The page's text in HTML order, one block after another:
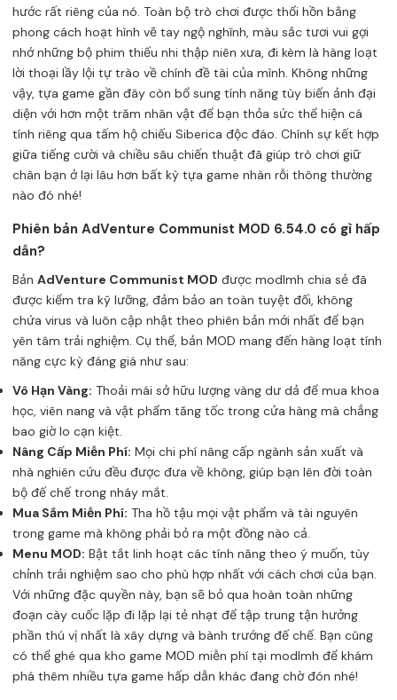
hước rất riêng của nó. Toàn bộ trò chơi được thổi hồn bằng
phong cách hoạt hình vẽ tay ngộ nghĩnh, màu sắc tươi vui gợi
nhớ những bộ phim thiếu nhi thập niên xưa, đi kèm là hàng loạt
lời thoại lầy lội tự trào về chính đề tài của mình. Không những
vậy, tựa game gần đây còn bổ sung tính năng tùy biến ảnh đại
diện với hơn một trăm nhân vật để bạn thỏa sức thể hiện cá
tính riêng qua tấm hộ chiếu Siberica độc đáo. Chính sự kết hợp
giữa tiếng cười và chiều sâu chiến thuật đã giúp trò chơi giữ
chân bạn ở lại lâu hơn bất kỳ tựa game nhàn rỗi thông thường
nào đó nhé!
Phiên bản AdVenture Communist MOD 6.54.0 có gì hấp
dẫn?
Bản AdVenture Communist MOD được modlmh chia sẻ đã
được kiểm tra kỹ lưỡng, đảm bảo an toàn tuyệt đối, không
chứa virus và luôn cập nhật theo phiên bản mới nhất để bạn
yên tâm trải nghiệm. Cụ thể, bản MOD mang đến hàng loạt tính
năng cực kỳ đáng giá như sau:
Vô Hạn Vàng: Thoải mái sở hữu lượng vàng dư dả để mua khoa
học, viên nang và vật phẩm tăng tốc trong cửa hàng mà chẳng
bao giờ lo cạn kiệt.
Nâng Cấp Miễn Phí: Mọi chi phí nâng cấp ngành sản xuất và
nhà nghiên cứu đều được đưa về không, giúp bạn lên đời toàn
bộ đế chế trong nháy mắt.
Mua Sắm Miễn Phí: Tha hồ tậu mọi vật phẩm và tài nguyên
trong game mà không phải bỏ ra một đồng nào cả.
Menu MOD: Bật tắt linh hoạt các tính năng theo ý muốn, tùy
chỉnh trải nghiệm sao cho phù hợp nhất với cách chơi của bạn.
Với những đặc quyền này, bạn sẽ bỏ qua hoàn toàn những
đoạn cày cuốc lặp đi lặp lại tẻ nhạt để tập trung tận hưởng
phần thú vị nhất là xây dựng và bành trướng đế chế. Bạn cũng
có thể ghé qua kho game MOD miễn phí tại modlmh để khám
phá thêm nhiều tựa game hấp dẫn khác đang chờ đón nhé!